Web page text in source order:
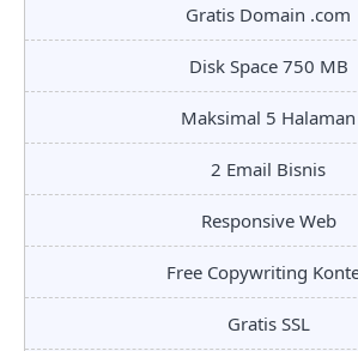
Gratis Domain .com
Disk Space 750 MB
Maksimal 5 Halaman
2 Email Bisnis
Responsive Web
Free Copywriting
Gratis SSL